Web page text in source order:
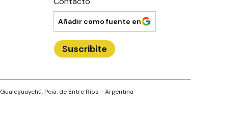
Añadir como fuente en
Suscribite
Gualeguaychú, Pcia. de Entre Ríos - Argentina